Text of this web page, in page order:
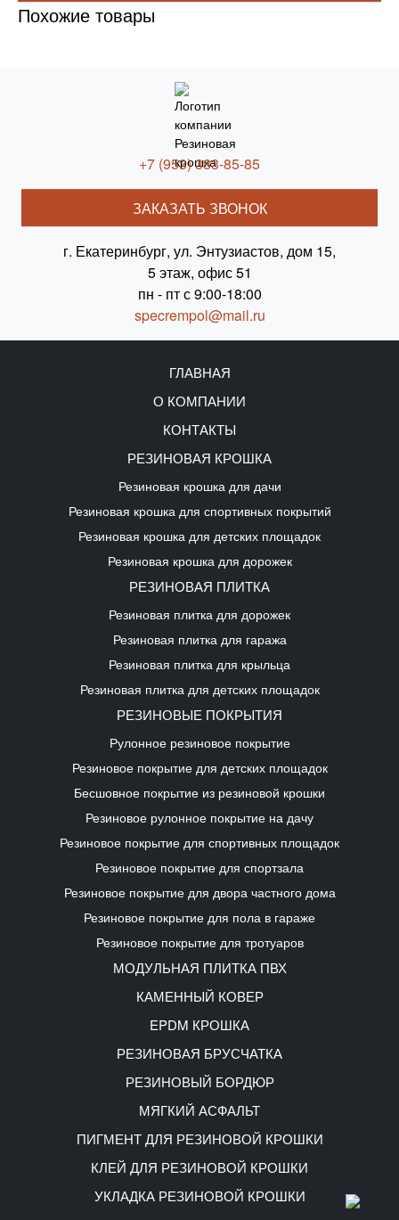
Похожие товары
+7 (953) 383-85-85
ЗАКАЗАТЬ ЗВОНОК
г. Екатеринбург, ул. Энтузиастов, дом 15,
5 этаж, офис 51
пн - пт с 9:00-18:00
specrempol@mail.ru
ГЛАВНАЯ
О КОМПАНИИ
КОНТАКТЫ
РЕЗИНОВАЯ КРОШКА
Резиновая крошка для дачи
Резиновая крошка для спортивных покрытий
Резиновая крошка для детских площадок
Резиновая крошка для дорожек
РЕЗИНОВАЯ ПЛИТКА
Резиновая плитка для дорожек
Резиновая плитка для гаража
Резиновая плитка для крыльца
Резиновая плитка для детских площадок
РЕЗИНОВЫЕ ПОКРЫТИЯ
Рулонное резиновое покрытие
Резиновое покрытие для детских площадок
Бесшовное покрытие из резиновой крошки
Резиновое рулонное покрытие на дачу
Резиновое покрытие для спортивных площадок
Резиновое покрытие для спортзала
Резиновое покрытие для двора частного дома
Резиновое покрытие для пола в гараже
Резиновое покрытие для тротуаров
МОДУЛЬНАЯ ПЛИТКА ПВХ
КАМЕННЫЙ КОВЕР
EPDM КРОШКА
РЕЗИНОВАЯ БРУСЧАТКА
РЕЗИНОВЫЙ БОРДЮР
МЯГКИЙ АСФАЛЬТ
ПИГМЕНТ ДЛЯ РЕЗИНОВОЙ КРОШКИ
КЛЕЙ ДЛЯ РЕЗИНОВОЙ КРОШКИ
УКЛАДКА РЕЗИНОВОЙ КРОШКИ